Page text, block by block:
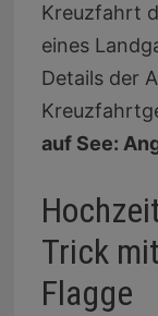
Kreuzfahrt
eines
Details der
auf See:
Trick
Flagge